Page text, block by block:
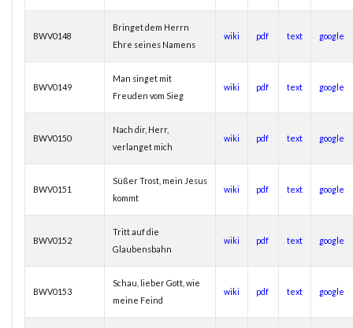
BWV0148
Bringet dem Herrn
Ehre seines Namens
wiki pdf text google
BWV0149
Man singet mit
Freuden vom Sieg
wiki pdf text google
BWV0150
Nach dir, Herr,
verlanget mich
wiki pdf text google
BWV0151
Süßer Trost, mein Jesus
kommt
wiki pdf text google
BWV0152
Tritt auf die
Glaubensbahn
wiki pdf text google
BWV0153
Schau, lieber Gott, wie
meine Feind
wiki pdf text google